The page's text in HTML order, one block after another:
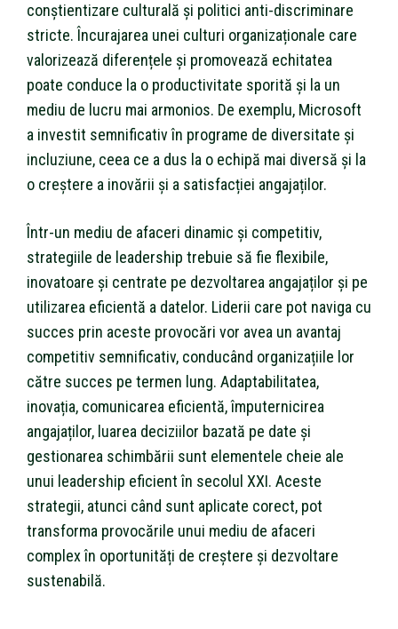
conștientizare culturală și politici anti-discriminare
stricte. Încurajarea unei culturi organizaționale care
valorizează diferențele și promovează echitatea
poate conduce la o productivitate sporită și la un
mediu de lucru mai armonios. De exemplu, Microsoft
a investit semnificativ în programe de diversitate și
incluziune, ceea ce a dus la o echipă mai diversă și la
o creștere a inovării și a satisfacției angajaților.
Într-un mediu de afaceri dinamic și competitiv,
strategiile de leadership trebuie să fie flexibile,
inovatoare și centrate pe dezvoltarea angajaților și pe
utilizarea eficientă a datelor. Liderii care pot naviga cu
succes prin aceste provocări vor avea un avantaj
competitiv semnificativ, conducând organizațiile lor
către succes pe termen lung. Adaptabilitatea,
inovația, comunicarea eficientă, împuternicirea
angajaților, luarea deciziilor bazată pe date și
gestionarea schimbării sunt elementele cheie ale
unui leadership eficient în secolul XXI. Aceste
strategii, atunci când sunt aplicate corect, pot
transforma provocările unui mediu de afaceri
complex în oportunități de creștere și dezvoltare
sustenabilă.